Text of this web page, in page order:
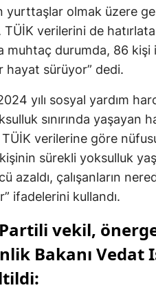
yurttaşlar olmak üzere
TÜİK verilerini de
muhtaç durumda, 86
hayat sürüyor” dedi.
yılı sosyal yardım
sınırında yaşayan
verilerine göre
sürekli yoksulluk
azaldı, çalışanların
ifadelerini kullandı.
vekil,
Bakanı Vedat